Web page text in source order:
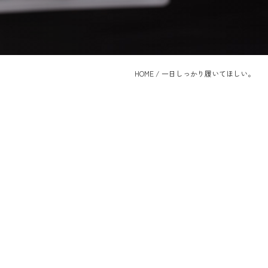
HOME / 一日しっかり履いてほしい。